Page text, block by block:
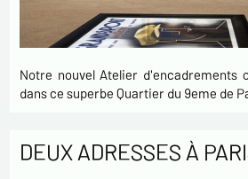
Notre nouvel Atelier d'encadrements
dans ce superbe Quartier du 9eme de
DEUX ADRESSES À